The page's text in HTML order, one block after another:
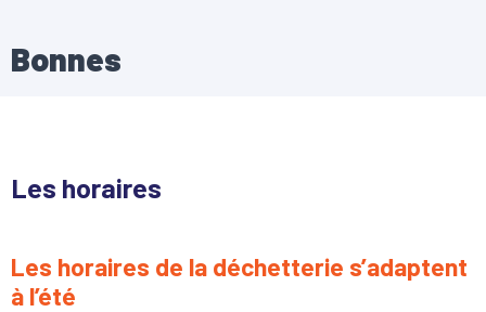
Bonnes
Les horaires
Les horaires de la déchetterie s’adaptent
à l’été